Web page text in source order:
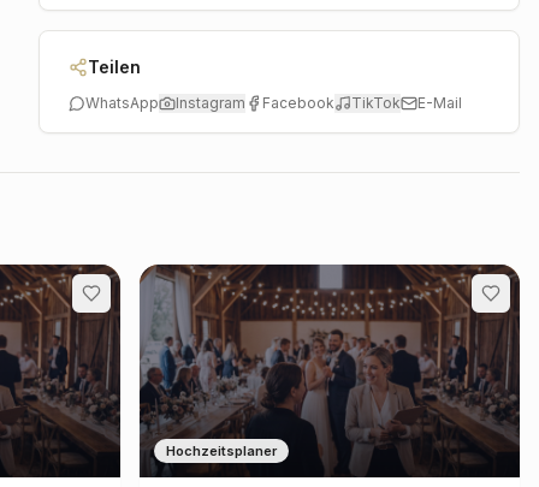
Teilen
WhatsApp Instagram Facebook TikTok E-Mail
Hochzeitsplaner